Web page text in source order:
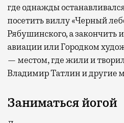
гдеоднажды
посетить виллу «Черный
Рябушинского, а закончить
авиации или Городком
— местом, где жили и
Владимир Татлин и другие
Заниматься йогой